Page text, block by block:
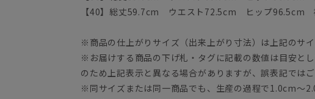
【40】総丈59.7cm ウエスト72.5cm ヒップ96.5cm
※商品の仕上がりサイズ（出来上がり寸法）は上記のサイ
※お届けする商品の下げ札・タグに記載の数値は目安と
のため上記表示と異なる場合がありますが、誤表記ではご
※同サイズまたは同一商品でも、生産の過程で1.0cm～